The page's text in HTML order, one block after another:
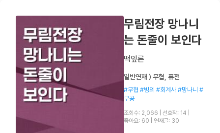
무림전장 망나니
는 돈줄이 보인다
떡잎론
일반연재 〉 무협, 퓨전
#무협 #빙의 #회계사 #망나니 #
무공
조회수: 2,066 선호작: 14
좋아요: 60
연재글: 30